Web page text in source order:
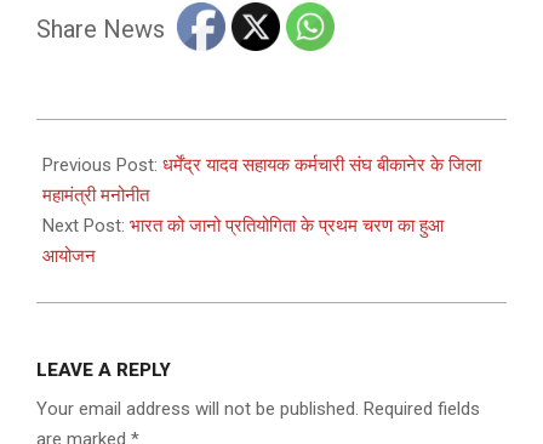
Share News
09-
01
Previous Post: धर्मेंद्र यादव सहायक कर्मचारी संघ बीकानेर के जिला
महामंत्री मनोनीत
Next Post: भारत को जानो प्रतियोगिता के प्रथम चरण का हुआ
आयोजन
LEAVE A REPLY
Your email address will not be published. Required fields
are marked *